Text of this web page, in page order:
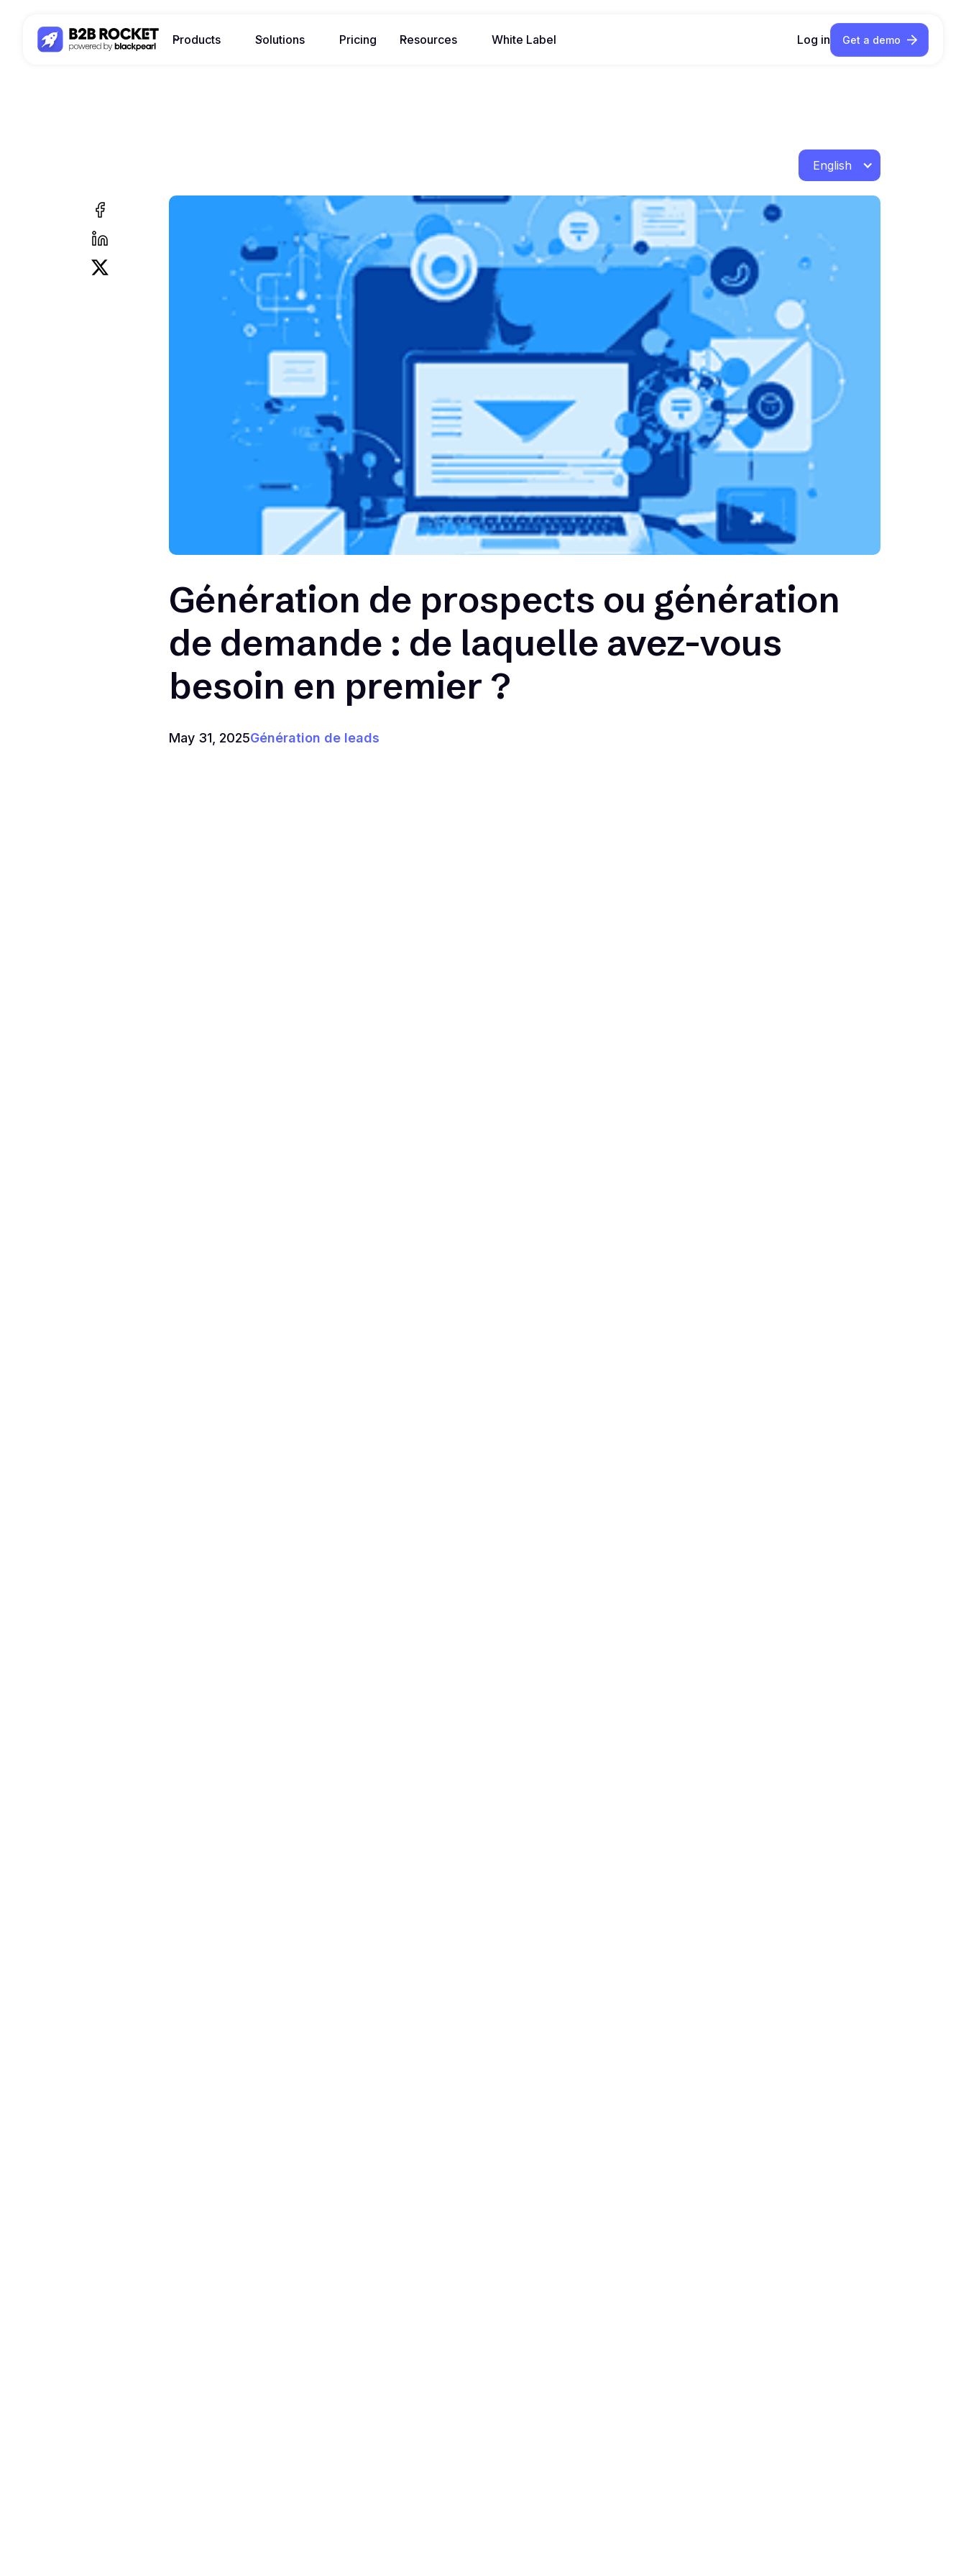
Products Solutions Pricing Resources White Label Log in Get a demo
English
Génération de prospects ou génération
de demande : de laquelle avez-vous
besoin en premier ?
May 31, 2025Génération de leads